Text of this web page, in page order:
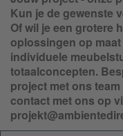
Kun je de gewenste
Of wil je een grotere
oplossingen op
individuele
totaalconcepten.
project met ons
contact met ons op